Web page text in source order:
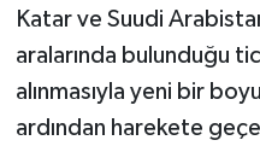
Katar ve Suudi
aralarında bulunduğu
alınmasıyla yeni bir
ardından harekete